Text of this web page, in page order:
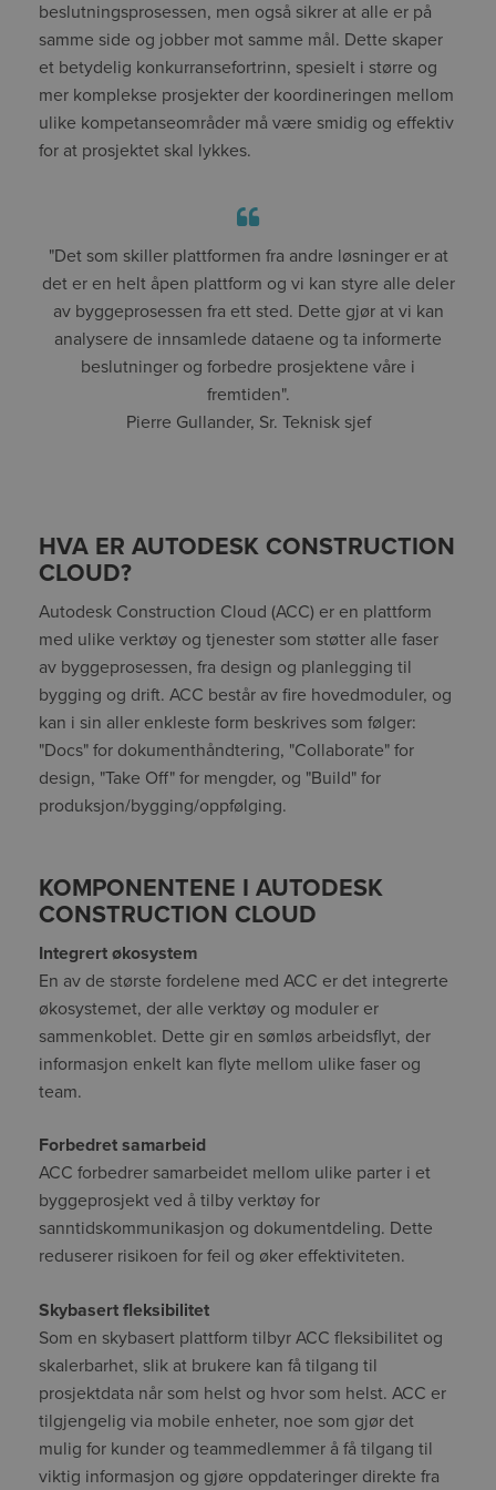
beslutningsprosessen, men også sikrer at alle er på
samme side og jobber mot samme mål. Dette skaper
et betydelig konkurransefortrinn, spesielt i større og
mer komplekse prosjekter der koordineringen mellom
ulike kompetanseområder må være smidig og effektiv
for at prosjektet skal lykkes.
"Det som skiller plattformen fra andre løsninger er at
det er en helt åpen plattform og vi kan styre alle deler
av byggeprosessen fra ett sted. Dette gjør at vi kan
analysere de innsamlede dataene og ta informerte
beslutninger og forbedre prosjektene våre i
fremtiden".
Pierre Gullander, Sr. Teknisk sjef
HVA ER AUTODESK CONSTRUCTION
CLOUD?
Autodesk Construction Cloud (ACC) er en plattform
med ulike verktøy og tjenester som støtter alle faser
av byggeprosessen, fra design og planlegging til
bygging og drift. ACC består av fire hovedmoduler, og
kan i sin aller enkleste form beskrives som følger:
"Docs" for dokumenthåndtering, "Collaborate" for
design, "Take Off" for mengder, og "Build" for
produksjon/bygging/oppfølging.
KOMPONENTENE I AUTODESK
CONSTRUCTION CLOUD
Integrert økosystem
En av de største fordelene med ACC er det integrerte
økosystemet, der alle verktøy og moduler er
sammenkoblet. Dette gir en sømløs arbeidsflyt, der
informasjon enkelt kan flyte mellom ulike faser og
team.
Forbedret samarbeid
ACC forbedrer samarbeidet mellom ulike parter i et
byggeprosjekt ved å tilby verktøy for
sanntidskommunikasjon og dokumentdeling. Dette
reduserer risikoen for feil og øker effektiviteten.
Skybasert fleksibilitet
Som en skybasert plattform tilbyr ACC fleksibilitet og
skalerbarhet, slik at brukere kan få tilgang til
prosjektdata når som helst og hvor som helst. ACC er
tilgjengelig via mobile enheter, noe som gjør det
mulig for kunder og teammedlemmer å få tilgang til
viktig informasjon og gjøre oppdateringer direkte fra